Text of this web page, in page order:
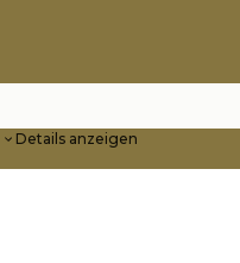
Details anzeigen